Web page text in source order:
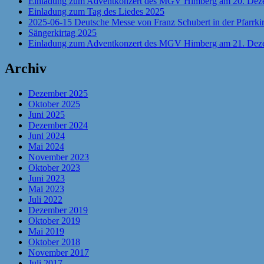
Einladung zum Tag des Liedes 2025
2025-06-15 Deutsche Messe von Franz Schubert in der
Sängerkirtag 2025
Einladung zum Adventkonzert des MGV Himberg am 21.
Archiv
Dezember 2025
Oktober 2025
Juni 2025
Dezember 2024
Juni 2024
Mai 2024
November 2023
Oktober 2023
Juni 2023
Mai 2023
Juli 2022
Dezember 2019
Oktober 2019
Mai 2019
Oktober 2018
November 2017